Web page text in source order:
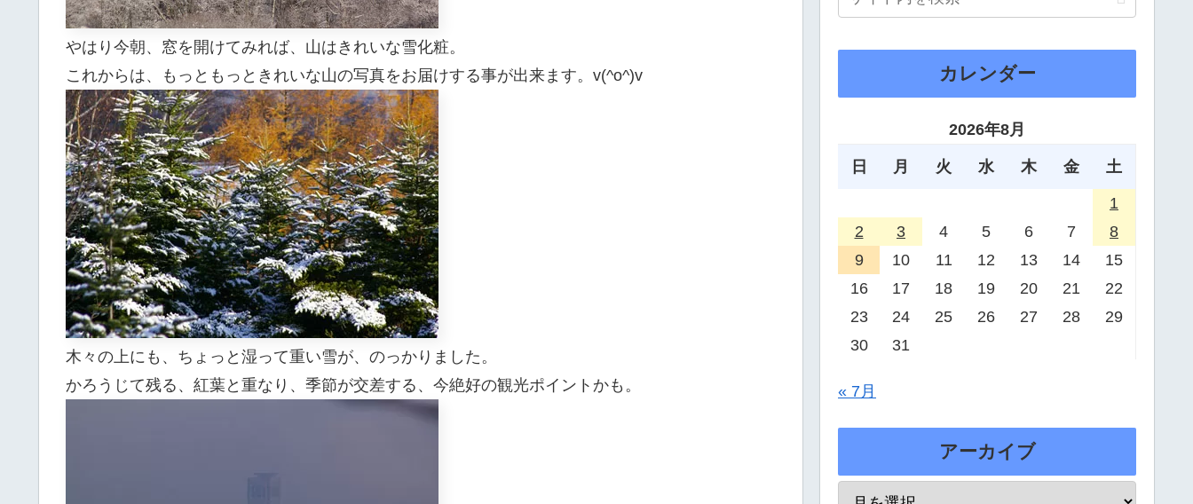
やはり今朝、窓を開けてみれば、山はきれいな雪化粧。
これからは、もっともっときれいな山の写真をお届けする事が出来ます。v(^o^)v
木々の上にも、ちょっと湿って重い雪が、のっかりました。
かろうじて残る、紅葉と重なり、季節が交差する、今絶好の観光ポイントかも。
カレンダー
2026年8月
日 月 火 水 木 金 土
1
2
3 4 5 6 7
8
9
10 11 12 13 14
15
16
17 18 19 20 21
22
23
24 25 26 27 28
29
30
31
« 7月
アーカイブ